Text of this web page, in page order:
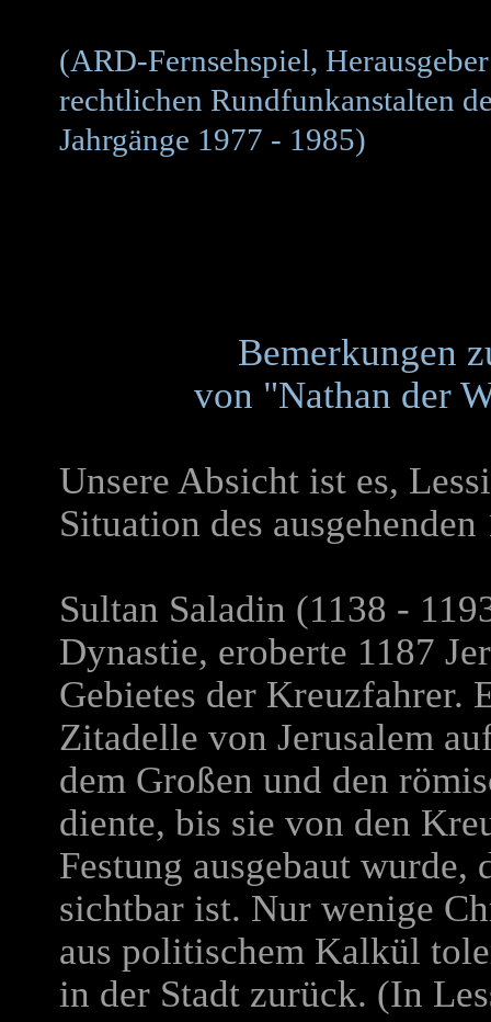
(ARD-Fernsehspiel,
rechtlichen Rundfunkanstalten
Jahrgänge 1977 - 1985)
Bemerkungen
von "Nathan der
Unsere Absicht ist es,
Situation des
Sultan Saladin (1138 -
Dynastie, eroberte 1187
Gebietes der Kreuzfahrer.
Zitadelle von Jerusalem
dem Großen und den
diente, bis sie von den
Festung ausgebaut
sichtbar ist. Nur wenige
aus politischem Kalkül
in der Stadt zurück. (In